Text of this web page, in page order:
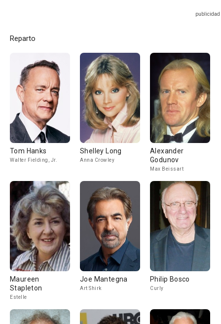
Reparto
Tom Hanks
Walter Fielding, Jr.
Shelley Long
Anna Crowley
Alexander
Godunov
Max Beissart
Maureen
Stapleton
Estelle
Joe Mantegna
Art Shirk
Philip Bosco
Curly